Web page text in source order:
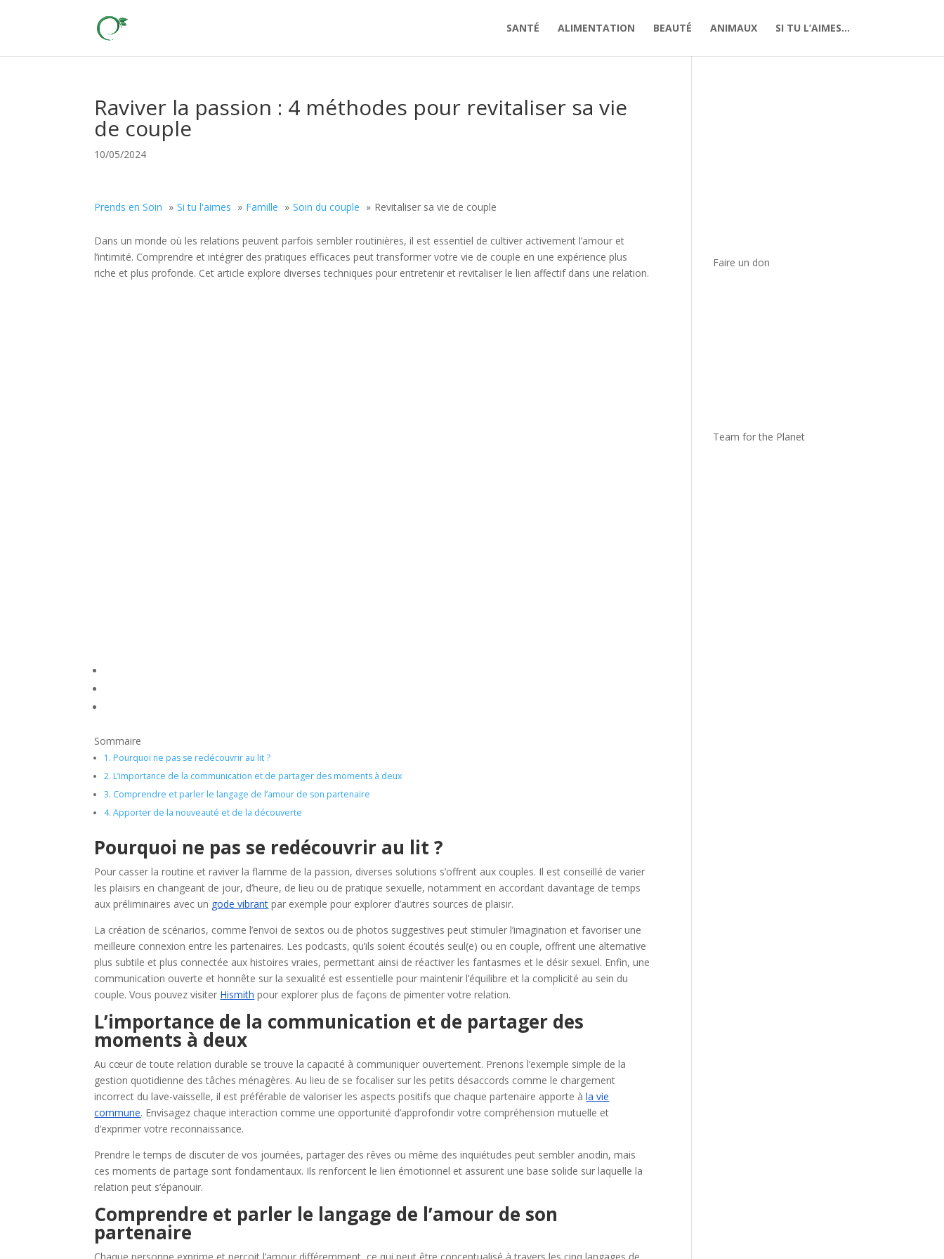
SANTÉ ALIMENTATION BEAUTÉ ANIMAUX SI TU L’AIMES…
Raviver la passion : 4 méthodes pour revitaliser sa vie
de couple
10/05/2024
Prends en Soin Si tu l'aimes Famille Soin du couple Revitaliser sa vie de couple
Dans un monde où les relations peuvent parfois sembler routinières, il est essentiel de cultiver activement l’amour et
l’intimité. Comprendre et intégrer des pratiques efficaces peut transformer votre vie de couple en une expérience plus
riche et plus profonde. Cet article explore diverses techniques pour entretenir et revitaliser le lien affectif dans une relation.
Sommaire
1. Pourquoi ne pas se redécouvrir au lit ?
2. L’importance de la communication et de partager des moments à deux
3. Comprendre et parler le langage de l’amour de son partenaire
4. Apporter de la nouveauté et de la découverte
Pourquoi ne pas se redécouvrir au lit ?
Pour casser la routine et raviver la flamme de la passion, diverses solutions s’offrent aux couples. Il est conseillé de varier
les plaisirs en changeant de jour, d’heure, de lieu ou de pratique sexuelle, notamment en accordant davantage de temps
aux préliminaires avec un gode vibrant par exemple pour explorer d’autres sources de plaisir.
La création de scénarios, comme l’envoi de sextos ou de photos suggestives peut stimuler l’imagination et favoriser une
meilleure connexion entre les partenaires. Les podcasts, qu’ils soient écoutés seul(e) ou en couple, offrent une alternative
plus subtile et plus connectée aux histoires vraies, permettant ainsi de réactiver les fantasmes et le désir sexuel. Enfin, une
communication ouverte et honnête sur la sexualité est essentielle pour maintenir l’équilibre et la complicité au sein du
couple. Vous pouvez visiter Hismith pour explorer plus de façons de pimenter votre relation.
L’importance de la communication et de partager des
moments à deux
Au cœur de toute relation durable se trouve la capacité à communiquer ouvertement. Prenons l’exemple simple de la
gestion quotidienne des tâches ménagères. Au lieu de se focaliser sur les petits désaccords comme le chargement
incorrect du lave-vaisselle, il est préférable de valoriser les aspects positifs que chaque partenaire apporte à la vie
commune. Envisagez chaque interaction comme une opportunité d’approfondir votre compréhension mutuelle et
d’exprimer votre reconnaissance.
Prendre le temps de discuter de vos journées, partager des rêves ou même des inquiétudes peut sembler anodin, mais
ces moments de partage sont fondamentaux. Ils renforcent le lien émotionnel et assurent une base solide sur laquelle la
relation peut s’épanouir.
Comprendre et parler le langage de l’amour de son
partenaire
Faire un don
Team for the Planet